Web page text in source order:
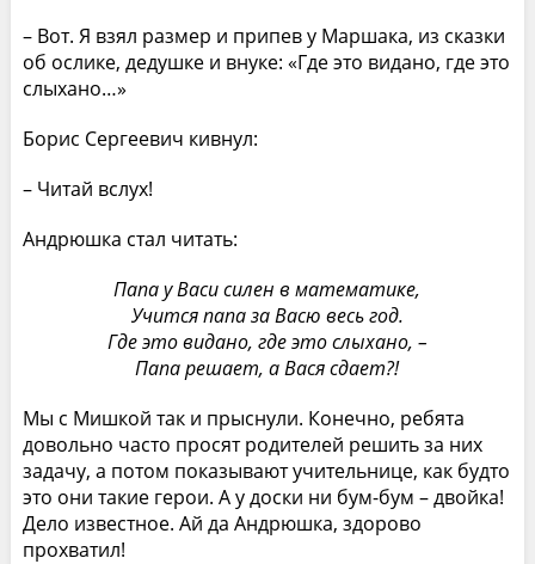
– Вот. Я взял размер и припев у Маршака, из сказки
об ослике, дедушке и внуке: «Где это видано, где это
слыхано…»
Борис Сергеевич кивнул:
– Читай вслух!
Андрюшка стал читать:
Папа у Васи силен в математике,
Учится папа за Васю весь год.
Где это видано, где это слыхано, –
Папа решает, а Вася сдает?!
Мы с Мишкой так и прыснули. Конечно, ребята
довольно часто просят родителей решить за них
задачу, а потом показывают учительнице, как будто
это они такие герои. А у доски ни бум-бум – двойка!
Дело известное. Ай да Андрюшка, здорово
прохватил!